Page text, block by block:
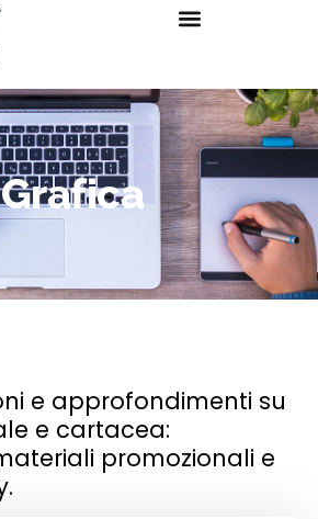
Grafica
e approfondimenti su
e cartacea:
promozionali e